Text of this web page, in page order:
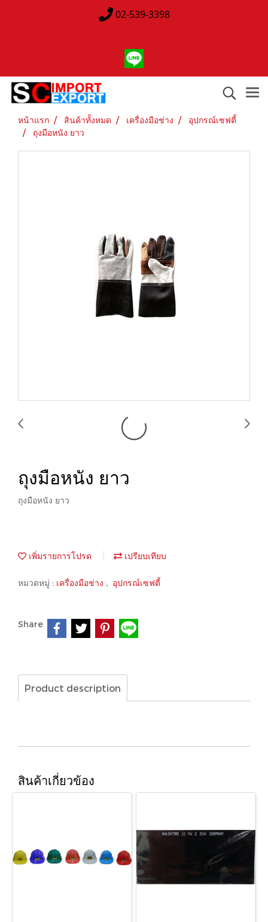
02-539-3398
หน้าแรก สินค้าทั้งหมด เครื่องมือช่าง
อุปกรณ์เซฟตี้
ถุงมือหนัง ยาว
ถุงมือหนัง ยาว
ถุงมือหนัง ยาว
เพิ่มรายการโปรด เปรียบเทียบ
หมวดหมู่ : เครื่องมือช่าง , อุปกรณ์เซฟตี้
Share
Product description
สินค้าเกี่ยวข้อง